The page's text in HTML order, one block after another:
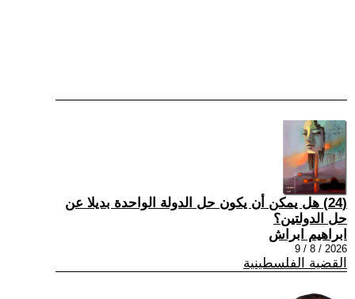
(24) هل يمكن أن يكون حل الدولة الواحدة بديلا عن
حل الدولتين؟
ابراهيم ابراش
2026 / 8 / 9
القضية الفلسطينية